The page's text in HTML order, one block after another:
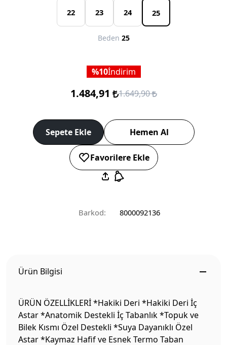
22 23 24 25
Beden 25
10İndirim
1.484,91 1.649,90
Sepete Ekle Hemen Al
Favorilere Ekle
Barkod: 8000092136
Ürün Bilgisi
ÜRÜN ÖZELLİKLERİ *Hakiki Deri *Hakiki Deri İç
Astar *Anatomik Destekli İç Tabanlık *Topuk ve
Bilek Kısmı Özel Destekli *Suya Dayanıklı Özel
Astar *Kaymaz Hafif ve Esnek Termo Taban